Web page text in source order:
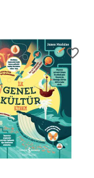
favorite_border